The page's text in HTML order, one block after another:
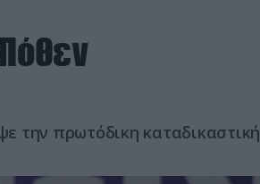
την πρωτόδικη καταδικαστική